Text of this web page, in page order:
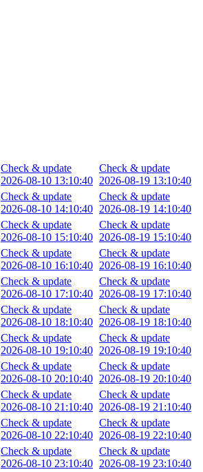
Check & update
2026-08-10 13:10:40
Check & update
2026-08-10 14:10:40
Check & update
2026-08-10 15:10:40
Check & update
2026-08-10 16:10:40
Check & update
2026-08-10 17:10:40
Check & update
2026-08-10 18:10:40
Check & update
2026-08-10 19:10:40
Check & update
2026-08-10 20:10:40
Check & update
2026-08-10 21:10:40
Check & update
2026-08-10 22:10:40
Check & update
2026-08-10 23:10:40
Check & update
2026-08-19 13:10:40
Check & update
2026-08-19 14:10:40
Check & update
2026-08-19 15:10:40
Check & update
2026-08-19 16:10:40
Check & update
2026-08-19 17:10:40
Check & update
2026-08-19 18:10:40
Check & update
2026-08-19 19:10:40
Check & update
2026-08-19 20:10:40
Check & update
2026-08-19 21:10:40
Check & update
2026-08-19 22:10:40
Check & update
2026-08-19 23:10:40